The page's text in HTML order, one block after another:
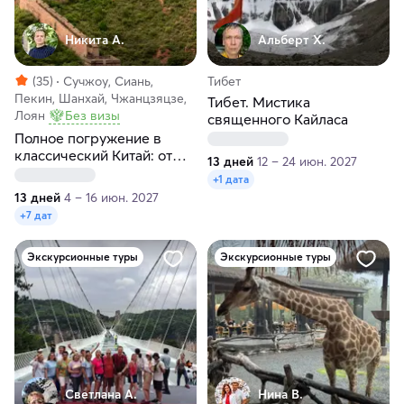
Никита А.
(35)
Сучжоу, Сиань,
Пекин, Шанхай, Чжанцзяцзе,
Лоян
Без визы
Полное погружение в
классический Китай: от
13 дней 4 – 16 июн. 2027
+7 дат
Альберт Х.
Тибет
Тибет. Мистика
священного Кайласа
13 дней 12 – 24 июн. 2027
+1 дата
Экскурсионные туры
Светлана А.
Экскурсионные туры
Нина В.